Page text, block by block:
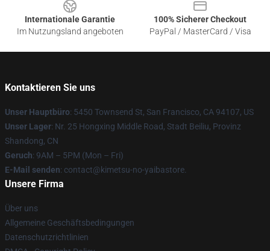
Internationale Garantie
Im Nutzungsland angeboten
100% Sicherer Checkout
PayPal / MasterCard / Visa
Kontaktieren Sie uns
Unser Hauptbüro: 5450 Townsend St, San Francisco, CA 94107, US
Unser Lager: Nr. 25 Hongxing Middle Road, Stadt Beiliu, Provinz
Shandong, CN
Geruch: 9AM – 5PM (Mon – Fri)
E-Mail senden: contact@kimetsu-no-yaibastore.
Unsere Firma
Über uns
Allgemeine Geschäftsbedingungen
Datenschutzrichtlinien